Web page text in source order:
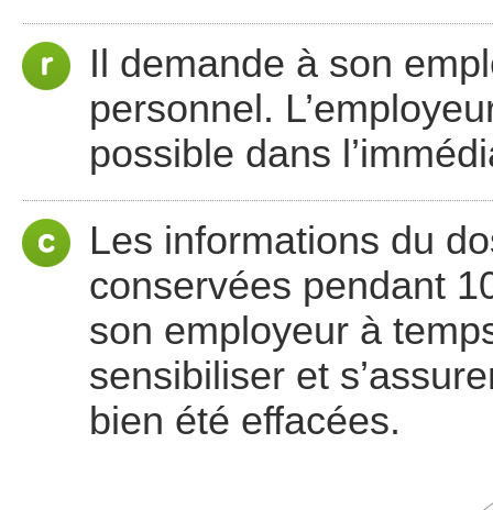
Il demande à son
personnel.
possible dans
Les informations du
conservées pendant
son employeur à
sensibiliser et
bien été effacées.